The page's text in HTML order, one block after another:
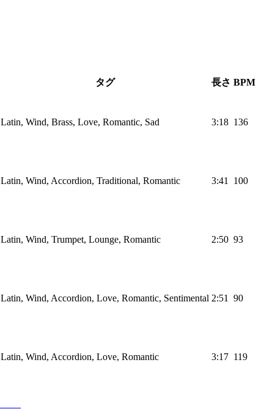
タグ 長さ BPM
Latin, Wind, Brass, Love, Romantic, Sad 3:18 136
Latin, Wind, Accordion, Traditional, Romantic 3:41 100
Latin, Wind, Trumpet, Lounge, Romantic 2:50 93
Latin, Wind, Accordion, Love, Romantic, Sentimental 2:51 90
Latin, Wind, Accordion, Love, Romantic 3:17 119